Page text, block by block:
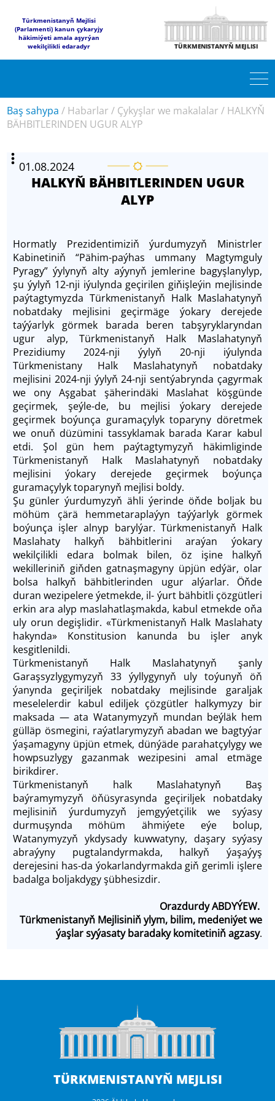
Türkmenistanyň Mejlisi
(Parlamenti) kanun çykaryjy
häkimiýeti amala aşyrýan
wekilçilikli edaradyr
TÜRKMENISTANYŇ MEJLISI
Baş sahypa / Habarlar / Çykyşlar we makalalar / HALKYŇ
BÄHBITLERINDEN UGUR ALYP
01.08.2024
HALKYŇ BÄHBITLERINDEN UGUR
ALYP
Hormatly Prezidentimiziň ýurdumyzyň Ministrler
Kabinetiniň “Pähim-paýhas ummany Magtymguly
Pyragy” ýylynyň alty aýynyň jemlerine bagyşlanylyp,
şu ýylyň 12-nji iýulynda geçirilen giňişleýin mejlisinde
paýtagtymyzda Türkmenistanyň Halk Maslahatynyň
nobatdaky mejlisini geçirmäge ýokary derejede
taýýarlyk görmek barada beren tabşyryklaryndan
ugur alyp, Türkmenistanyň Halk Maslahatynyň
Prezidiumy 2024-nji ýylyň 20-nji iýulynda
Türkmenistany Halk Maslahatynyň nobatdaky
mejlisini 2024-nji ýylyň 24-nji sentýabrynda çagyrmak
we ony Aşgabat şäherindäki Maslahat köşgünde
geçirmek, şeýle-de, bu mejlisi ýokary derejede
geçirmek boýunça guramaçylyk toparyny döretmek
we onuň düzümini tassyklamak barada Karar kabul
etdi. Şol gün hem paýtagtymyzyň häkimliginde
Türkmenistanyň Halk Maslahatynyň nobatdaky
mejlisini ýokary derejede geçirmek boýunça
guramaçylyk toparynyň mejlisi boldy.
Şu günler ýurdumyzyň ähli ýerinde öňde boljak bu
möhüm çärä hemmetaraplaýyn taýýarlyk görmek
boýunça işler alnyp barylýar. Türkmenistanyň Halk
Maslahaty halkyň bähbitlerini araýan ýokary
wekilçilikli edara bolmak bilen, öz işine halkyň
wekilleriniň giňden gatnaşmagyny üpjün edýär, olar
bolsa halkyň bähbitlerinden ugur alýarlar. Öňde
duran wezipelere ýetmekde, il- ýurt bähbitli çözgütleri
erkin ara alyp maslahatlaşmakda, kabul etmekde oňa
uly orun degişlidir. «Türkmenistanyň Halk Maslahaty
hakynda» Konstitusion kanunda bu işler anyk
kesgitlenildi.
Türkmenistanyň Halk Maslahatynyň şanly
Garaşsyzlygymyzyň 33 ýyllygynyň uly toýunyň öň
ýanynda geçiriljek nobatdaky mejlisinde garaljak
meselelerdir kabul ediljek çözgütler halkymyzy bir
maksada — ata Watanymyzyň mundan beýläk hem
gülläp ösmegini, raýatlarymyzyň abadan we bagtyýar
ýaşamagyny üpjün etmek, dünýäde parahatçylygy we
howpsuzlygy gazanmak wezipesini amal etmäge
birikdirer.
Türkmenistanyň halk Maslahatynyň Baş
baýramymyzyň öňüsyrasynda geçiriljek nobatdaky
mejlisiniň ýurdumyzyň jemgyýetçilik we syýasy
durmuşynda möhüm ähmiýete eýe bolup,
Watanymyzyň ykdysady kuwwatyny, daşary syýasy
abraýyny pugtalandyrmakda, halkyň ýaşaýyş
derejesini has-da ýokarlandyrmakda giň gerimli işlere
badalga boljakdygy şübhesizdir.
Orazdurdy ABDYÝEW.
Türkmenistanyň Mejlisiniň ylym, bilim, medeniýet we
ýaşlar syýasaty baradaky komitetiniň agzasy.
TÜRKMENISTANYŇ MEJLISI